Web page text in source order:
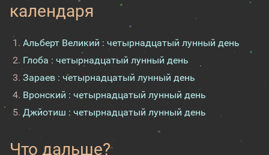
календаря
Альберт Великий : четырнадцатый лунный день
Глоба : четырнадцатый лунный день
Зараев : четырнадцатый лунный день
Вронский : четырнадцатый лунный день
Джйотиш : четырнадцатый лунный день
Что дальше?